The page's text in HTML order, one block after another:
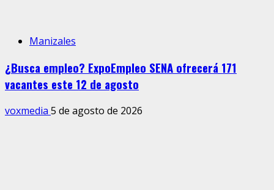
Manizales
¿Busca empleo? ExpoEmpleo SENA ofrecerá 171
vacantes este 12 de agosto
voxmedia 5 de agosto de 2026